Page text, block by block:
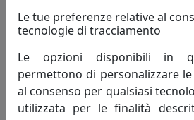
APPENDIABITI ERCOLE 7, CATALOGO
CODICE APER07MC0010
Limac Design
Le tue preferenze relative al
tecnologie di tracciamento
Le opzioni disponibili in
permettono di personalizzare
al consenso per qualsiasi
utilizzata per le finalità